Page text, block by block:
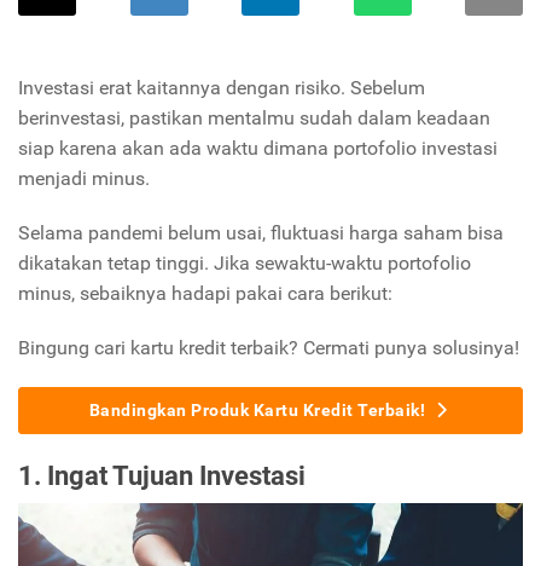
Investasi erat kaitannya dengan risiko. Sebelum
berinvestasi, pastikan mentalmu sudah dalam keadaan
siap karena akan ada waktu dimana portofolio investasi
menjadi minus.
Selama pandemi belum usai, fluktuasi harga saham bisa
dikatakan tetap tinggi. Jika sewaktu-waktu portofolio
minus, sebaiknya hadapi pakai cara berikut:
Bingung cari kartu kredit terbaik? Cermati punya solusinya!
Bandingkan Produk Kartu Kredit Terbaik!
1. Ingat Tujuan Investasi